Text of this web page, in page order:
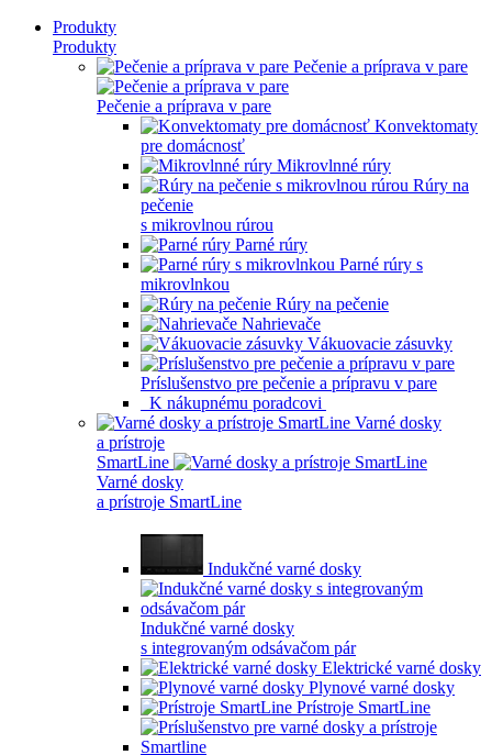
Produkty
Produkty
Pečenie a príprava v pare
Pečenie a príprava v pare
Konvektomaty
pre domácnosť
Mikrovlnné rúry
Rúry na
pečenie
s mikrovlnou rúrou
Parné rúry
Parné rúry s
mikrovlnkou
Rúry na pečenie
Nahrievače
Vákuovacie zásuvky
Príslušenstvo pre pečenie a prípravu v pare
K nákupnému poradcovi
Varné dosky
a prístroje
SmartLine
Varné dosky
a prístroje SmartLine
Indukčné varné dosky
Indukčné varné dosky
s integrovaným odsávačom pár
Elektrické varné dosky
Plynové varné dosky
Prístroje SmartLine